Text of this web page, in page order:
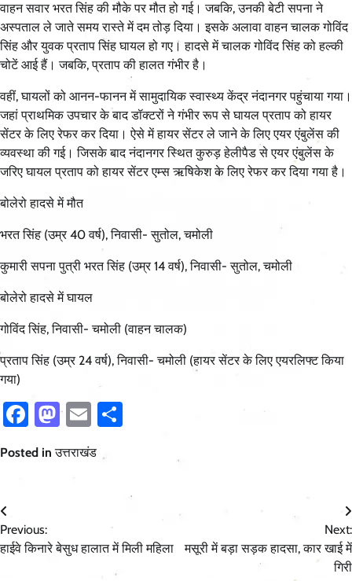
वाहन सवार भरत सिंह की मौके पर मौत हो गई। जबकि, उनकी बेटी सपना ने
अस्पताल ले जाते समय रास्ते में दम तोड़ दिया। इसके अलावा वाहन चालक गोविंद
सिंह और युवक प्रताप सिंह घायल हो गए। हादसे में चालक गोविंद सिंह को हल्की
चोटें आई हैं। जबकि, प्रताप की हालत गंभीर है।
वहीं, घायलों को आनन-फानन में सामुदायिक स्वास्थ्य केंद्र नंदानगर पहुंचाया गया।
जहां प्राथमिक उपचार के बाद डॉक्टरों ने गंभीर रूप से घायल प्रताप को हायर
सेंटर के लिए रेफर कर दिया। ऐसे में हायर सेंटर ले जाने के लिए एयर एंबुलेंस की
व्यवस्था की गई। जिसके बाद नंदानगर स्थित कुरुड़ हेलीपैड से एयर एंबुलेंस के
जरिए घायल प्रताप को हायर सेंटर एम्स ऋषिकेश के लिए रेफर कर दिया गया है।
बोलेरो हादसे में मौत
भरत सिंह (उम्र 40 वर्ष), निवासी- सुतोल, चमोली
कुमारी सपना पुत्री भरत सिंह (उम्र 14 वर्ष), निवासी- सुतोल, चमोली
बोलेरो हादसे में घायल
गोविंद सिंह, निवासी- चमोली (वाहन चालक)
प्रताप सिंह (उम्र 24 वर्ष), निवासी- चमोली (हायर सेंटर के लिए एयरलिफ्ट किया
गया)
Facebook
Mastodon
Email
Posted inउत्तराखंड
Post
navigation
Previous:
हाईवे किनारे बेसुध हालात में मिली महिला
Next:
मसूरी में बड़ा सड़क हादसा, कार खाई में
गिरी